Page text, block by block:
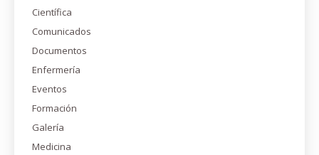
Científica
Comunicados
Documentos
Enfermería
Eventos
Formación
Galería
Medicina